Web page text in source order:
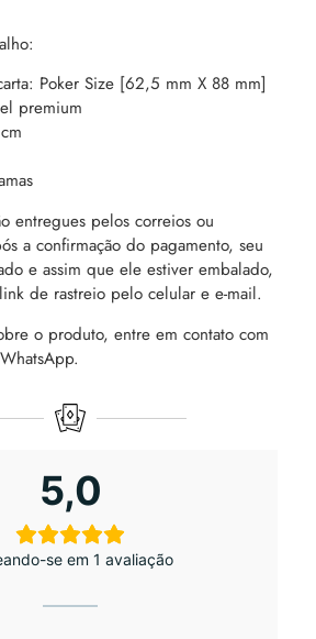
Poker Size [62,5 mm X 88 mm]
premium
entregues pelos correios ou
a confirmação do pagamento, seu
e assim que ele estiver embalado,
de rastreio pelo celular e e-mail.
o produto, entre em contato com
5,0
se em 1 avaliação